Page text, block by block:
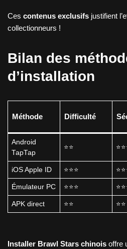
Ces contenus exclusifs justifient
collectionneurs !
Bilan des
d’installation
Méthode Difficulté
Android
TapTap
⭐⭐
iOS Apple ID ⭐⭐⭐
Émulateur PC ⭐⭐⭐
APK direct ⭐⭐ ⭐⭐
Installer Brawl Stars chinois offre